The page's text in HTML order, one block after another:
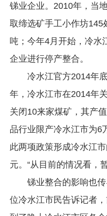
锑业企业。2010年，当
取缔选矿手工小作坊145
吨；今年4月开始，冷水
企业进行停产整合。
冷水江官方2014年底
年，冷水江市在2014年
关闭10来家煤矿，其产
品行业限产冷水江市为6
此两项政策形成冷水江
元。“从目前的情况看，
锑业整合的影响也传
位冷水江市民告诉记者